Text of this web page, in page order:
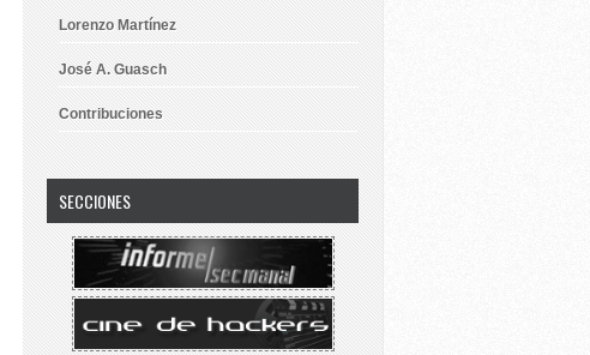
Lorenzo Martínez
José A. Guasch
Contribuciones
SECCIONES